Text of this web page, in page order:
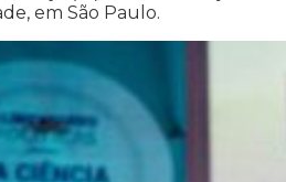
em São Paulo.